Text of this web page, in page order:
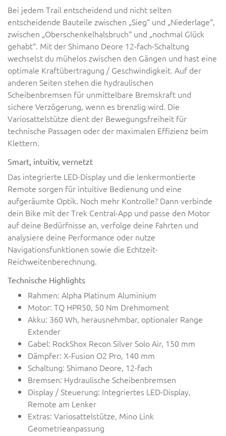
Bei jedem Trail entscheidend und nicht selten
entscheidende Bauteile zwischen „Sieg“ und „Niederlage“,
zwischen „Oberschenkelhalsbruch“ und „nochmal Glück
gehabt“. Mit der Shimano Deore 12-fach-Schaltung
wechselst du mühelos zwischen den Gängen und hast eine
optimale Kraftübertragung / Geschwindigkeit. Auf der
anderen Seiten stehen die hydraulischen
Scheibenbremsen für unmittelbare Bremskraft und
sichere Verzögerung, wenn es brenzlig wird. Die
Variosattelstütze dient der Bewegungsfreiheit für
technische Passagen oder der maximalen Effizienz beim
Klettern.
Smart, intuitiv, vernetzt
Das integrierte LED-Display und die lenkermontierte
Remote sorgen für intuitive Bedienung und eine
aufgeräumte Optik. Noch mehr Kontrolle? Dann verbinde
dein Bike mit der Trek Central-App und passe den Motor
auf deine Bedürfnisse an, verfolge deine Fahrten und
analysiere deine Performance oder nutze
Navigationsfunktionen sowie die Echtzeit-
Reichweitenberechnung.
Technische Highlights
Rahmen: Alpha Platinum Aluminium
Motor: TQ HPR50, 50 Nm Drehmoment
Akku: 360 Wh, herausnehmbar, optionaler Range
Extender
Gabel: RockShox Recon Silver Solo Air, 150 mm
Dämpfer: X-Fusion O2 Pro, 140 mm
Schaltung: Shimano Deore, 12-fach
Bremsen: Hydraulische Scheibenbremsen
Display / Steuerung: Integriertes LED-Display,
Remote am Lenker
Extras: Variosattelstütze, Mino Link
Geometrieanpassung